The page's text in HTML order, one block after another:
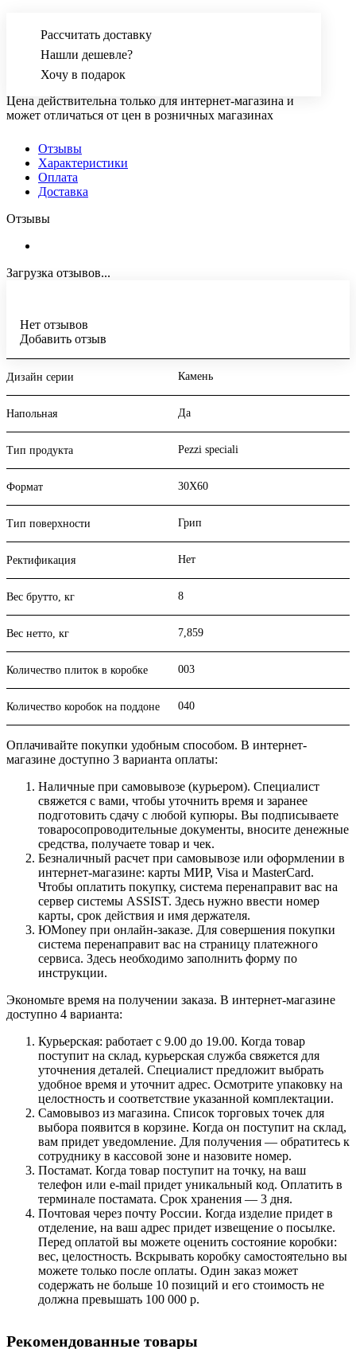
Рассчитать доставку
Нашли дешевле?
Хочу в подарок
Цена действительна только для интернет-магазина и
может отличаться от цен в розничных магазинах
Отзывы
Характеристики
Оплата
Доставка
Отзывы
Загрузка отзывов...
Нет отзывов
Добавить отзыв
Дизайн серии Камень
Напольная Да
Тип продукта Pezzi speciali
Формат 30X60
Тип поверхности Грип
Ректификация Нет
Вес брутто, кг 8
Вес нетто, кг 7,859
Количество плиток в коробке 003
Количество коробок на поддоне 040
Оплачивайте покупки удобным способом. В интернет-
магазине доступно 3 варианта оплаты:
Наличные при самовывозе (курьером). Специалист
свяжется с вами, чтобы уточнить время и заранее
подготовить сдачу с любой купюры. Вы подписываете
товаросопроводительные документы, вносите денежные
средства, получаете товар и чек.
Безналичный расчет при самовывозе или оформлении в
интернет-магазине: карты МИР, Visa и MasterCard.
Чтобы оплатить покупку, система перенаправит вас на
сервер системы ASSIST. Здесь нужно ввести номер
карты, срок действия и имя держателя.
ЮMoney при онлайн-заказе. Для совершения покупки
система перенаправит вас на страницу платежного
сервиса. Здесь необходимо заполнить форму по
инструкции.
Экономьте время на получении заказа. В интернет-магазине
доступно 4 варианта:
Курьерская: работает с 9.00 до 19.00. Когда товар
поступит на склад, курьерская служба свяжется для
уточнения деталей. Специалист предложит выбрать
удобное время и уточнит адрес. Осмотрите упаковку на
целостность и соответствие указанной комплектации.
Самовывоз из магазина. Список торговых точек для
выбора появится в корзине. Когда он поступит на склад,
вам придет уведомление. Для получения — обратитесь к
сотруднику в кассовой зоне и назовите номер.
Постамат. Когда товар поступит на точку, на ваш
телефон или e-mail придет уникальный код. Оплатить в
терминале постамата. Срок хранения — 3 дня.
Почтовая через почту России. Когда изделие придет в
отделение, на ваш адрес придет извещение о посылке.
Перед оплатой вы можете оценить состояние коробки:
вес, целостность. Вскрывать коробку самостоятельно вы
можете только после оплаты. Один заказ может
содержать не больше 10 позиций и его стоимость не
должна превышать 100 000 р.
Рекомендованные товары